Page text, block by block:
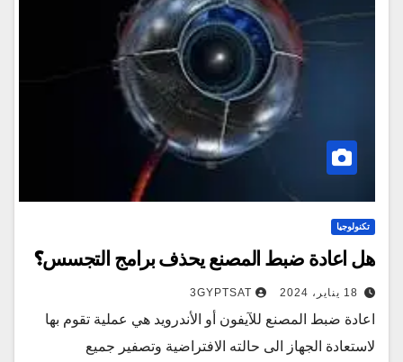
تكنولوجيا
هل اعادة ضبط المصنع يحذف برامج التجسس؟
18 يناير، 2024 3GYPTSAT
اعادة ضبط المصنع للآيفون أو الأندرويد هي عملية تقوم بها
لاستعادة الجهاز الى حالته الافتراضية وتصفير جميع